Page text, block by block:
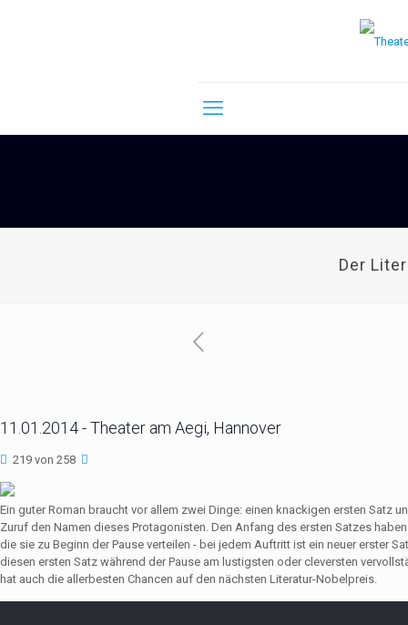
Der
11.01.2014 - Theater am Aegi, Hannover
219 von 258
Ein guter Roman braucht vor allem zwei Dinge: einen knackigen ersten Satz
Zuruf den Namen dieses Protagonisten. Den Anfang des ersten Satzes
die sie zu Beginn der Pause verteilen - bei jedem Auftritt ist ein neuer erster
diesen ersten Satz während der Pause am lustigsten oder cleversten
hat auch die allerbesten Chancen auf den nächsten Literatur-Nobelpreis.